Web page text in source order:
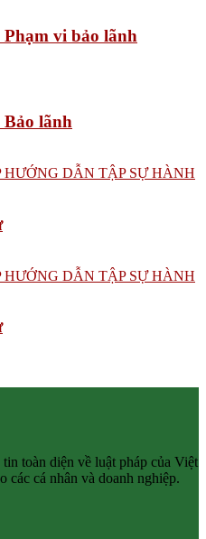
vi bảo lãnh
Bảo lãnh
toàn diện về luật pháp của Việt
cá nhân và doanh nghiệp.